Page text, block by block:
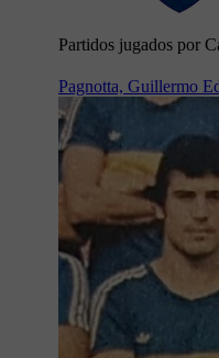
Partidos jugados por
Pagnotta, Guillermo